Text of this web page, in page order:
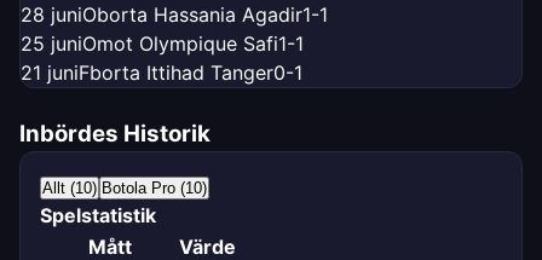
28 juniOborta Hassania Agadir1-1
25 juniOmot Olympique Safi1-1
21 juniFborta Ittihad Tanger0-1
Inbördes Historik
Allt (10) Botola Pro (10)
Spelstatistik
Mått
Värde